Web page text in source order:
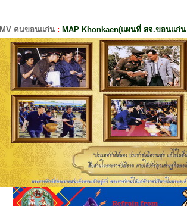
MV คนขอนแก่น : MAP Khonkaen(แผนที่ สจ.ขอนแก่น